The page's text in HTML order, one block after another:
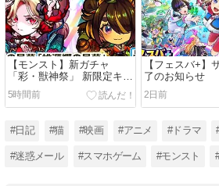
【モンスト】新ガチャ
「彩・獣神祭」 新限定キャ
ラ：カーミラ、ツクモ 使っ
てみた！【モンスト公式】
5時間前
【フェスバ+】
了のお知らせ
2日前
#日記 #猫 #映画 #アニメ #ドラマ
#迷惑メール #スマホゲーム #モンスト